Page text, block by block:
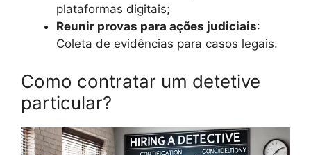
plataformas digitais;
Reunir provas para ações judiciais:
Coleta de evidências para casos legais.
Como contratar um detetive
particular?